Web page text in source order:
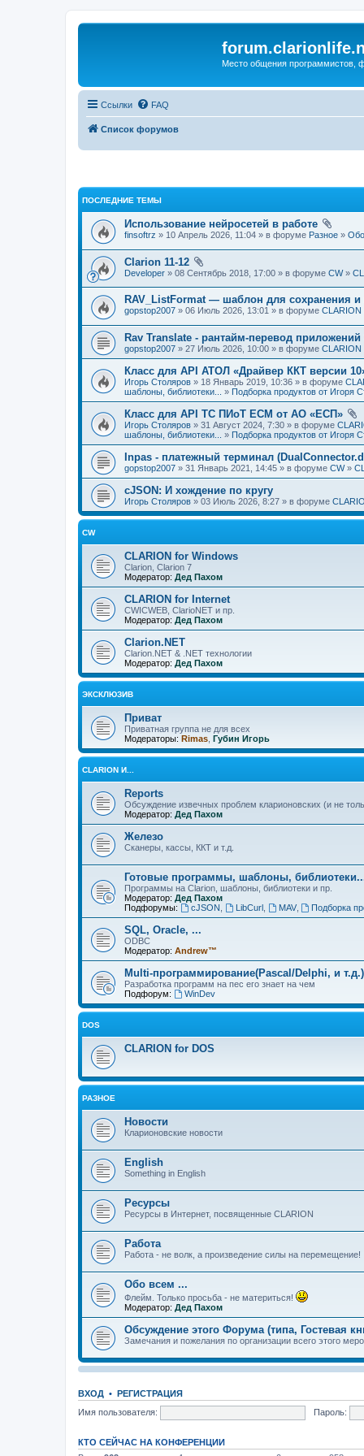
Место общения программистов,
Ссылки FAQ
Список форумов
ПОСЛЕДНИЕ ТЕМЫ
Использование нейросетей в работе
finsoftrz » 10 Апрель 2026, 11:04 » в форуме Разное » Обо
Clarion 11-12
Developer » 08 Сентябрь 2018, 17:00 » в форуме CW»
RAV_ListFormat — шаблон для сохранения
gopstop2007 » 06 Июль 2026, 13:01 » в форуме CLARION
Rav Translate - рантайм-перевод
gopstop2007 » 27 Июль 2026, 10:00 » в форуме CLARION
Класс для API АТОЛ «Драйвер ККТ версии
Игорь Столяров » 18 Январь 2019, 10:36 » в форуме
шаблоны, библиотеки...
» Подборка продуктов от Игоря
Класс для API ТС ПИоТ ЕСМ от АО «ЕСП»
Игорь Столяров » 31 Август 2024, 7:30 » в форуме
шаблоны, библиотеки...
» Подборка продуктов от Игоря
Inpas - платежный терминал
gopstop2007 » 31 Январь 2021, 14:45 » в форуме CW»
cJSON: И хождение по кругу
Игорь Столяров » 03 Июль 2026, 8:27 » в форуме
CW
CLARION for Windows
Clarion, Clarion 7
Модератор: Дед Пахом
CLARION for Internet
CWICWEB, ClarioNET и пр.
Модератор: Дед Пахом
Clarion.NET
Clarion.NET & .NET технологии
Модератор: Дед Пахом
ЭКСКЛЮЗИВ
Приват
Приватная группа не для всех
Модераторы: Rimas Губин Игорь
CLARION И...
Reports
Обсуждение извечных проблем кларионовских (и не
Модератор: Дед Пахом
Железо
Сканеры, кассы, ККТ и т.д.
Готовые программы, шаблоны,
Программы на Clarion, шаблоны, библиотеки и пр.
Модератор: Дед Пахом
Подфорумы:
cJSON LibCurl, MAV, Подборка
SQL, Oracle, ...
ODBC
Модератор: Andrew™
Multi-программирование(Pascal/Delphi, и т.д.)
Разработка программ на пес его знает на чем
Подфорум:
WinDev
DOS
CLARION for DOS
РАЗНОЕ
Новости
Кларионовские новости
English
Something in English
Ресурсы
Ресурсы в Интернет, посвященные CLARION
Работа
Работа - не волк, а произведение силы на перемещение!
Обо всем ...
Флейм. Только просьба - не материться!
Модератор: Дед Пахом
Обсуждение этого Форума (типа, Гостевая
Замечания и пожелания по организации всего этого
ВХОД • РЕГИСТРАЦИЯ
Имя пользователя:
Пароль:
КТО СЕЙЧАС НА КОНФЕРЕНЦИИ